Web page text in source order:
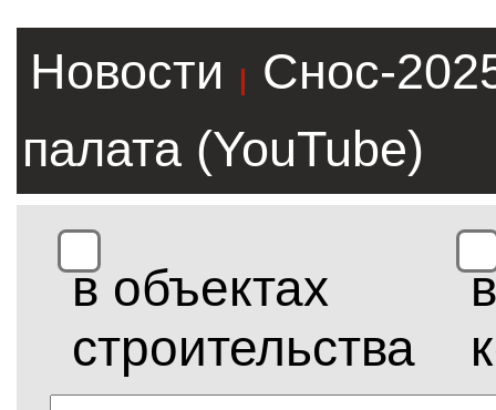
Новости |
Снос-
палата (YouTube)
в объектах
строительства
в